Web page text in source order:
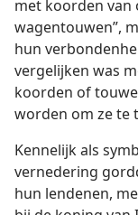
met koorden van
wagentouwen”,
hun
vergelijken was
koorden of
worden om ze
Kennelijk als
vernedering
hun lendenen,